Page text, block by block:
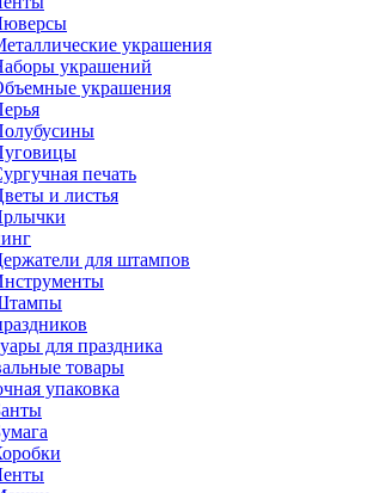
украшения
украшений
украшения
печать
и листья
для штампов
для праздника
товары
упаковка